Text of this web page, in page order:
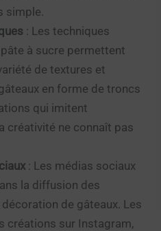
simple.
: Les techniques
à sucre permettent
de textures et
en forme de troncs
qui imitent
créativité ne connaît pas
: Les médias sociaux
la diffusion des
de gâteaux. Les
créations sur Instagram,